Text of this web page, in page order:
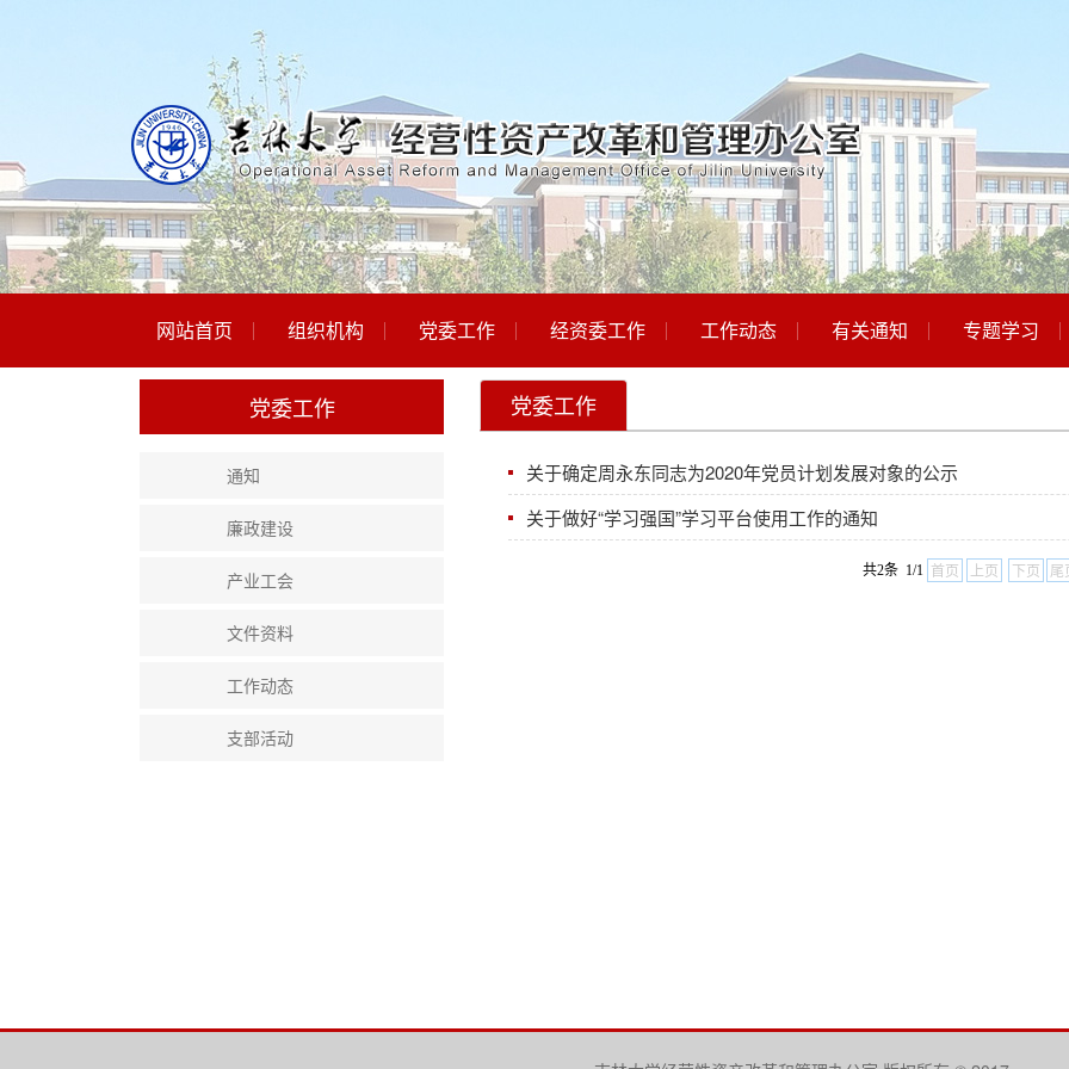
网站首页 组织机构 党委工作 经资委工作 工作动态 有关通知 专题学习
党委工作
通知
廉政建设
产业工会
文件资料
工作动态
支部活动
党委工作
关于确定周永东同志为2020年党员计划发展对象的公示
关于做好“学习强国”学习平台使用工作的通知
共2条 1/1 首页 上页 下页 尾